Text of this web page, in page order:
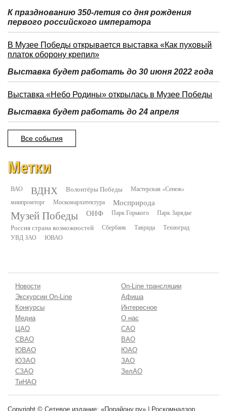
К празднованию 350-летия со дня рождения
первого российского императора
В Музее Победы открывается выставка «Как пуховый
платок оборону крепил»
Выставка будет работать до 30 июня 2022 года
Выставка «Небо Родины» открылась в Музее Победы
Выставка будет работать до 24 апреля
Все события
Метки
ВАО ВДНХ Волонтёры Победы
Мастерская «Сенеж»
минпромторг
Москомархитектура Мосприрода
Музей Победы ОНФ Парк Горького Парк Зарядье
Россия страна возможностей Сбербанк Таврида
Техноград
УВД ЗАО
ЮВАО
Новости
On-Line трансляции
Экскурсии On-Line
Афиша
Конкурсы
Интересное
Медиа
О нас
ЦАО
САО
СВАО
ВАО
ЮВАО
ЮАО
ЮЗАО
ЗАО
СЗАО
ЗелАО
ТиНАО
Copyright © Сетевое издание: «Порайону.ру» | Роскомнадзор.